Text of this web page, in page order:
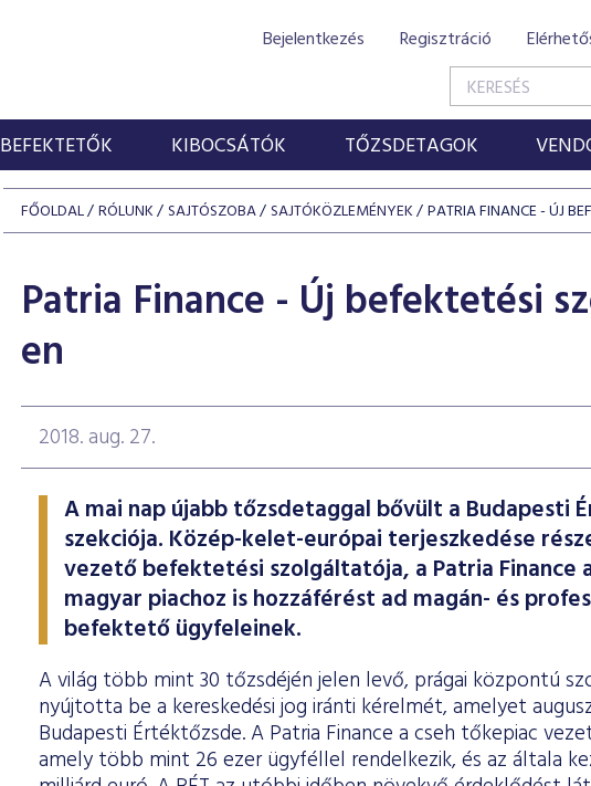
Bejelentkezés Regisztráció
BEFEKTETŐK KIBOCSÁTÓK TŐZSDETAGOK
FŐOLDAL RÓLUNK SAJTÓSZOBA SAJTÓKÖZLEMÉNYEK PATRIA FINANCE - ÚJ
Patria Finance - Új befektetési
en
2018. aug. 27.
A mai nap újabb tőzsdetaggal bővült a Budapesti
szekciója. Közép-kelet-európai terjeszkedése
vezető befektetési szolgáltatója, a Patria Finance
magyar piachoz is hozzáférést ad magán- és
befektető ügyfeleinek.
A világ több mint 30 tőzsdéjén jelen levő, prágai központú
nyújtotta be a kereskedési jog iránti kérelmét, amelyet
Budapesti Értéktőzsde. A Patria Finance a cseh tőkepiac
amely több mint 26 ezer ügyféllel rendelkezik, és az általa